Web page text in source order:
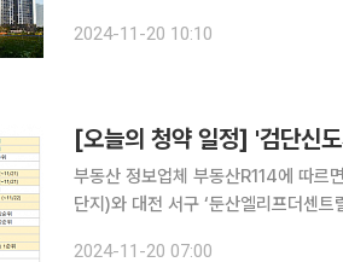
률을 기록했다. 최고 경쟁률은 19.29
2024-11-20 10:10
[오늘의 청약 일정] '검단신
부동산 정보업체 부동산R114에 따르
단지)와 대전 서구 ‘둔산엘리프더센트
2024-11-20 07:00